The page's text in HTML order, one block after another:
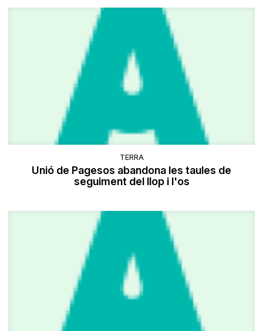
TERRA
Unió de Pagesos abandona les taules de
seguiment del llop i l'os